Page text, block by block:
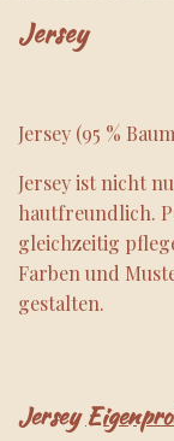
Jersey
Jersey (95 %
Jersey ist nicht
hautfreundlich.
gleichzeitig
Farben und
gestalten.
Jersey